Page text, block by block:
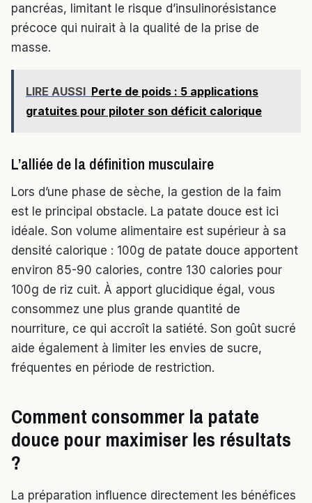
pancréas, limitant le risque d’insulinorésistance
précoce qui nuirait à la qualité de la prise de
masse.
LIRE AUSSI Perte de poids : 5 applications
gratuites pour piloter son déficit calorique
L’alliée de la définition musculaire
Lors d’une phase de sèche, la gestion de la faim
est le principal obstacle. La patate douce est ici
idéale. Son volume alimentaire est supérieur à sa
densité calorique : 100g de patate douce apportent
environ 85-90 calories, contre 130 calories pour
100g de riz cuit. À apport glucidique égal, vous
consommez une plus grande quantité de
nourriture, ce qui accroît la satiété. Son goût sucré
aide également à limiter les envies de sucre,
fréquentes en période de restriction.
Comment consommer la patate
douce pour maximiser les résultats
?
La préparation influence directement les bénéfices